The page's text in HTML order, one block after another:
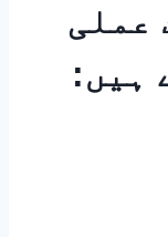
عملی
ہیں: